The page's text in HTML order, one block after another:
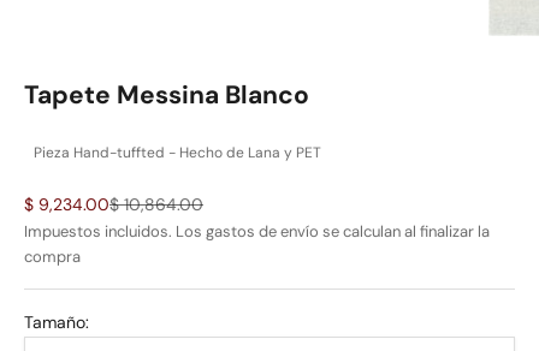
Tapete Messina Blanco
Pieza Hand-tuffted - Hecho de Lana y PET
Precio de oferta
$ 9,234.00Precio normal
$ 10,864.00
Impuestos incluidos. Los gastos de envío se calculan al finalizar la
compra
Tamaño: